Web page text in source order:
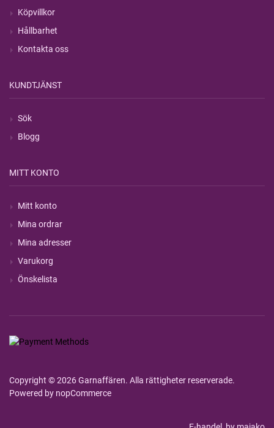
Köpvillkor
Hållbarhet
Kontakta oss
KUNDTJÄNST
Sök
Blogg
MITT KONTO
Mitt konto
Mina ordrar
Mina adresser
Varukorg
Önskelista
Copyright © 2026 Garnaffären. Alla rättigheter reserverade.
Powered by nopCommerce